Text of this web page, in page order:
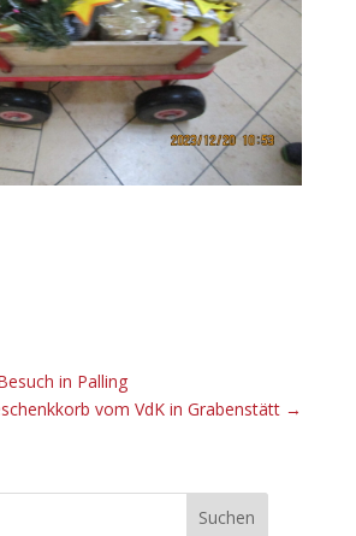
in Palling
vom VdK in Grabenstätt →
Suchen